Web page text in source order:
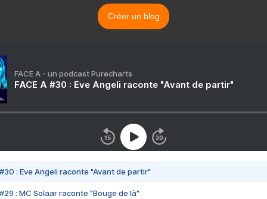
Créer un blog
FACE A - un podcast Purecharts
FACE A #30 : Eve Angeli raconte "Avant de partir"
#30 : Eve Angeli raconte "Avant de partir"
#29 : MC Solaar raconte "Bouge de là"